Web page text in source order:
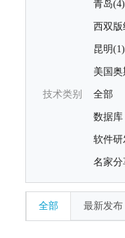
青岛(4)
西双版
昆明(1)
美国
技术类别 全部
数据库
软件研
名家分
全部 最新发布